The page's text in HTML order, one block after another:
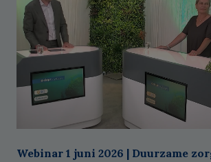
Webinar 1 juni 2026 | Duurzame